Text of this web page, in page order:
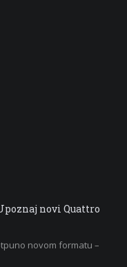
novi Quattro
novom formatu –